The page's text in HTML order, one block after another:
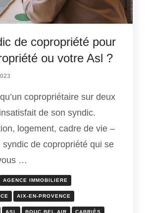
de copropriété pour
ou votre Asl ?
copropriétaire sur deux
de son syndic.
logement, cadre de vie –
syndic de copropriété qui se
…
AGENCE IMMOBILIERE
AIX-EN-PROVENCE
ASL BOUC BEL AIR CABRIÈS